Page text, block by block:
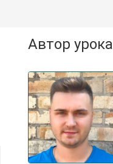
Автор урока